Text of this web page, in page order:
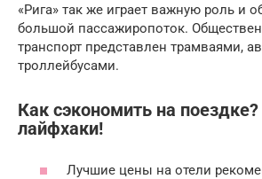
«Рига» так же играет важную роль и
большой пассажиропоток.
транспорт представлен трамваями,
троллейбусами.
Как сэкономить на
лайфхаки!
Лучшие цены на отели